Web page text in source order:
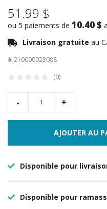
51.99 $
ou 5 paiements de 10.40 $
Livraison gratuite au
# 210000023088
(0)
- +
AJOUTER AU
Disponible pour
Disponible pour